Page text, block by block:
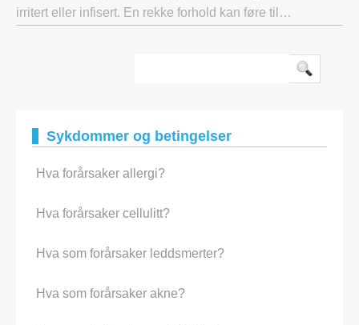
irritert eller infisert. En rekke forhold kan føre til
Sykdommer og betingelser
Hva forårsaker allergi?
Hva forårsaker cellulitt?
Hva som forårsaker leddsmerter?
Hva som forårsaker akne?